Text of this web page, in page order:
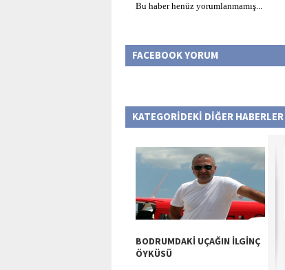
Bu haber henüz yorumlanmamış...
FACEBOOK YORUM
KATEGORİDEKİ DİĞER HABERLER
BODRUMDAKİ UÇAĞIN İLGİNÇ
ÖYKÜSÜ